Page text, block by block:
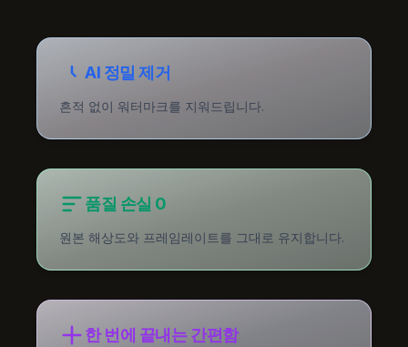
AI 정밀 제거
흔적 없이 워터마크를 지워드립니다.
품질 손실 0
원본 해상도와 프레임레이트를 그대로 유지합니다.
한 번에 끝내는 간편함